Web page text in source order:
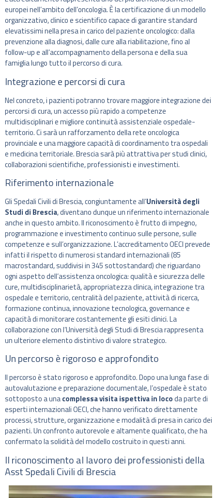
europei nell’ambito dell’oncologia. È la certificazione di un modello
organizzativo, clinico e scientifico capace di garantire standard
elevatissimi nella presa in carico del paziente oncologico: dalla
prevenzione alla diagnosi, dalle cure alla riabilitazione, fino al
follow-up e all’accompagnamento della persona e della sua
famiglia lungo tutto il percorso di cura.
Integrazione e percorsi di cura
Nel concreto, i pazienti potranno trovare maggiore integrazione dei
percorsi di cura, un accesso più rapido a competenze
multidisciplinari e migliore continuità assistenziale ospedale-
territorio. Ci sarà un rafforzamento della rete oncologica
provinciale e una maggiore capacità di coordinamento tra ospedali
e medicina territoriale. Brescia sarà più attrattiva per studi clinici,
collaborazioni scientifiche, professionisti e investimenti.
Riferimento internazionale
Gli Spedali Civili di Brescia, congiuntamente all’Università degli
Studi di Brescia, diventano dunque un riferimento internazionale
anche in questo ambito. Il riconoscimento è frutto di impegno,
programmazione e investimento continuo sulle persone, sulle
competenze e sull’organizzazione. L’accreditamento OECI prevede
infatti il rispetto di numerosi standard internazionali (85
macrostandard, suddivisi in 345 sottostandard) che riguardano
ogni aspetto dell’assistenza oncologica: qualità e sicurezza delle
cure, multidisciplinarietà, appropriatezza clinica, integrazione tra
ospedale e territorio, centralità del paziente, attività di ricerca,
formazione continua, innovazione tecnologica, governance e
capacità di monitorare costantemente gli esiti clinici. La
collaborazione con l’Università degli Studi di Brescia rappresenta
un ulteriore elemento distintivo di valore strategico.
Un percorso è rigoroso e approfondito
Il percorso è stato rigoroso e approfondito. Dopo una lunga fase di
autovalutazione e preparazione documentale, l’ospedale è stato
sottoposto a unacomplessa visita ispettiva in locoda parte di
esperti internazionali OECI, che hanno verificato direttamente
processi, strutture, organizzazione e modalità di presa in carico dei
pazienti. Un confronto autorevole e altamente qualificato, che ha
confermato la solidità del modello costruito in questi anni.
Il riconoscimento al lavoro dei professionisti della
Asst Spedali Civili di Brescia